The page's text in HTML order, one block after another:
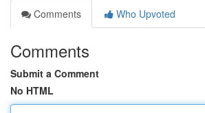
Comments
Who Upvoted
Comments
Submit a Comment
No HTML